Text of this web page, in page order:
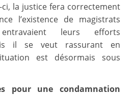
la justice fera correctement
l’existence de magistrats
leurs efforts
il se veut rassurant en
est désormais sous
pour une condamnation